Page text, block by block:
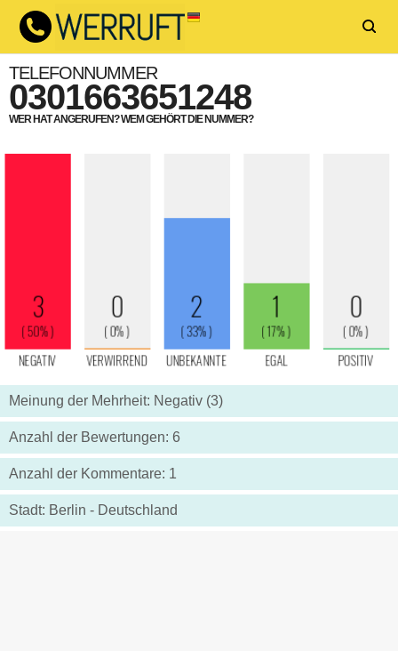
TELEFONNUMMER
0301663651248
WER HAT ANGERUFEN? WEM GEHÖRT DIE NUMMER?
Meinung der Mehrheit: Negativ (3)
Anzahl der Bewertungen: 6
Anzahl der Kommentare: 1
Stadt: Berlin - Deutschland